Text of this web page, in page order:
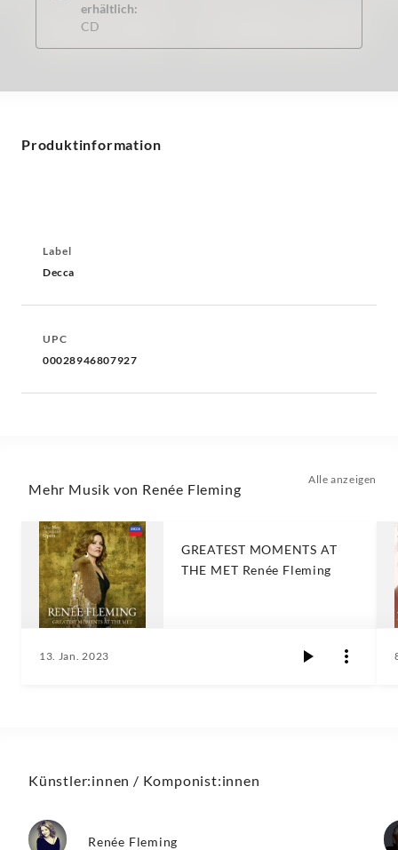
erhältlich:
CD
Produktinformation
Label
Decca
UPC
00028946807927
Mehr Musik von Renée Fleming
Alle anzeigen
GREATEST MOMENTS AT
THE MET Renée Fleming
13. Jan. 2023
Künstler:innen / Komponist:innen
Renée Fleming